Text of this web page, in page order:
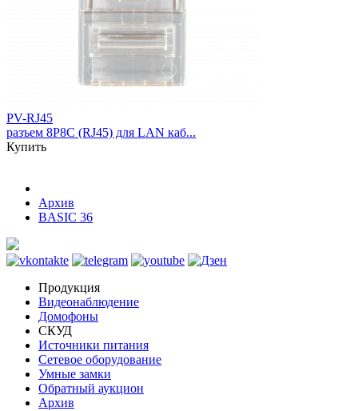
PV-RJ45
разъем 8P8C (RJ45) для LAN каб...
Купить
Архив
BASIC 36
Продукция
Видеонаблюдение
Домофоны
СКУД
Источники питания
Сетевое оборудование
Умные замки
Обратный аукцион
Архив